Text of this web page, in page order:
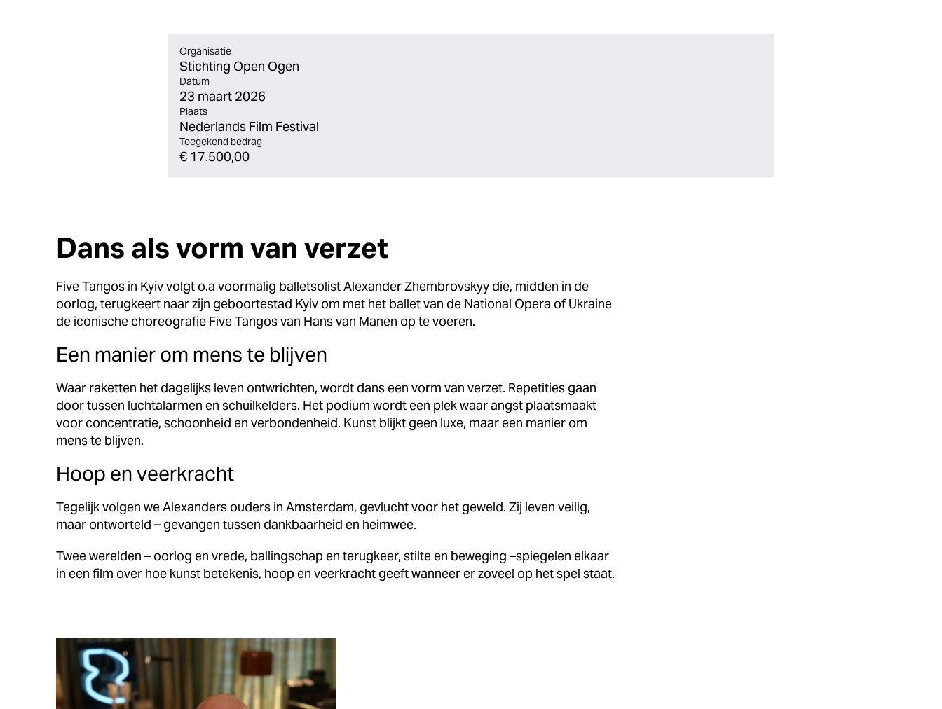
Organisatie
Stichting Open Ogen
Datum
23 maart 2026
Plaats
Nederlands Film Festival
Toegekend bedrag
€ 17.500,00
Dans als vorm van verzet
Five Tangos in Kyiv volgt o.a voormalig balletsolist Alexander Zhembrovskyy die, midden in de
oorlog, terugkeert naar zijn geboortestad Kyiv om met het ballet van de National Opera of Ukraine
de iconische choreografie Five Tangos van Hans van Manen op te voeren.
Een manier om mens te blijven
Waar raketten het dagelijks leven ontwrichten, wordt dans een vorm van verzet. Repetities gaan
door tussen luchtalarmen en schuilkelders. Het podium wordt een plek waar angst plaatsmaakt
voor concentratie, schoonheid en verbondenheid. Kunst blijkt geen luxe, maar een manier om
mens te blijven.
Hoop en veerkracht
Tegelijk volgen we Alexanders ouders in Amsterdam, gevlucht voor het geweld. Zij leven veilig,
maar ontworteld – gevangen tussen dankbaarheid en heimwee.
Twee werelden – oorlog en vrede, ballingschap en terugkeer, stilte en beweging –spiegelen elkaar
in een film over hoe kunst betekenis, hoop en veerkracht geeft wanneer er zoveel op het spel staat.